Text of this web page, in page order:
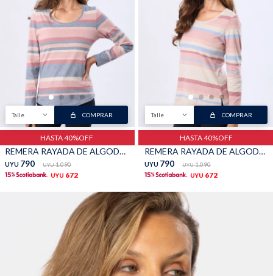
Talle COMPRAR
HASTA 40%OFF
REMERA RAYADA DE ALGODÓN - Azul
UYU 790 UYU 1.090
UYU 672
Talle COMPRAR
HASTA 40%OFF
REMERA RAYADA DE ALGODÓN - Rosado
UYU 790 UYU 1.090
UYU 672